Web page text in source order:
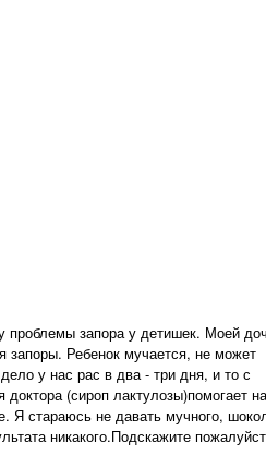
проблемы запора у детишек. Моей
запоры. Ребенок мучается, не может
у нас рас в два - три дня, и то с
(сироп лактулозы)помогает на
Я стараюсь не давать мучного,
никакого.Подскажите